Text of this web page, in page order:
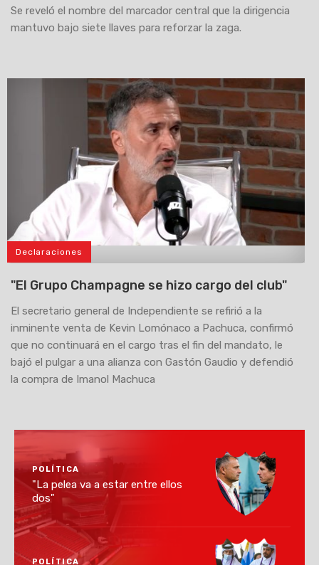
Se reveló el nombre del marcador central que la dirigencia
mantuvo bajo siete llaves para reforzar la zaga.
Declaraciones
"El Grupo Champagne se hizo cargo del club"
El secretario general de Independiente se refirió a la
inminente venta de Kevin Lomónaco a Pachuca, confirmó
que no continuará en el cargo tras el fin del mandato, le
bajó el pulgar a una alianza con Gastón Gaudio y defendió
la compra de Imanol Machuca
POLÍTICA
"La pelea va a estar entre ellos
dos"
POLÍTICA